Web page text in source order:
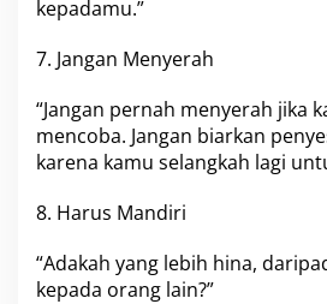
kepadamu.”
7. Jangan Menyerah
“Jangan pernah menyerah jika
mencoba. Jangan biarkan
karena kamu selangkah lagi
8. Harus Mandiri
“Adakah yang lebih hina,
kepada orang lain?”